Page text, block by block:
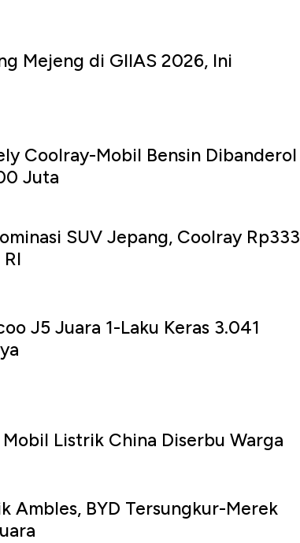
Mejeng di GIIAS 2026, Ini
Coolray-Mobil Bensin Dibanderol
Juta
SUV Jepang, Coolray Rp333
J5 Juara 1-Laku Keras 3.041
Mobil Listrik China Diserbu Warga
Ambles, BYD Tersungkur-Merek